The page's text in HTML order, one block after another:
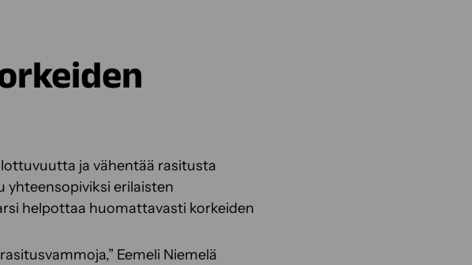
ja vähentää rasitusta
yhteensopiviksi erilaisten
helpottaa huomattavasti korkeiden
Eemeli Niemelä